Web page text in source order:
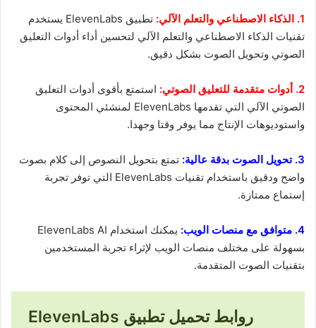
1. الذكاء الاصطناعي والتعلم الآلي:
تطبيق ElevenLabs يستخدم
تقنيات الذكاء الاصطناعي والتعلم الآلي لتحسين أداء أدوات التعليق
الصوتي وتحويل الصوت بشكل دقيق.
2. أدوات متقدمة للتعليق الصوتي:
استمتع بأقوى أدوات التعليق
الصوتي الآلي التي تقدمها ElevenLabs لمنشئي المحتوى
واستوديوهات الإنتاج مما يوفر وقتا وجهدا.
3. تحويل الصوت بدقة عالية:
تمتع بتحويل النصوص إلى كلام بصوت
واضح ودقيق باستخدام تقنيات ElevenLabs التي توفر تجربة
إستماع ممتازة.
4. متوافق مع منصات الويب:
يمكنك استخدام ElevenLabs AI
بسهولة على مختلف منصات الويب لإثراء تجربة المستخدمين
بتقنيات الصوت المتقدمة.
روابط تحميل تطبيق ElevenLabs